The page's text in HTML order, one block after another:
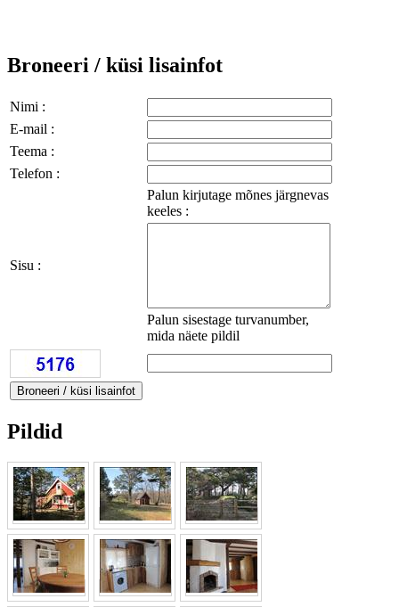
Broneeri / küsi lisainfot
Nimi :
E-mail :
Teema :
Telefon :
Palun kirjutage mõnes järgnevas
keeles :
Sisu :
Palun sisestage turvanumber,
mida näete pildil
Pildid